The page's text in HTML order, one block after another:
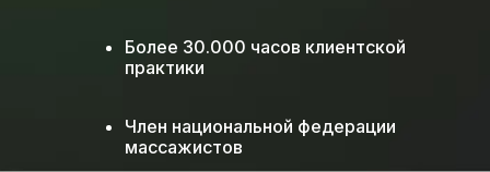
Более 30.000 часов клиентской
практики
Член национальной федерации
массажистов